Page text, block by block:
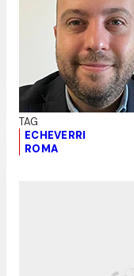
ECHEVERRI
ROMA